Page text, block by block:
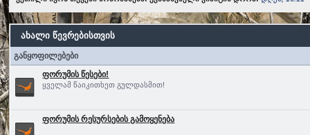
ახალი წევრებისთვის
განყოფილებები
ფორუმის წესები!
ყველამ წაიკითხეთ გულდასმით!
ფორუმის რესურსების გამოყენება